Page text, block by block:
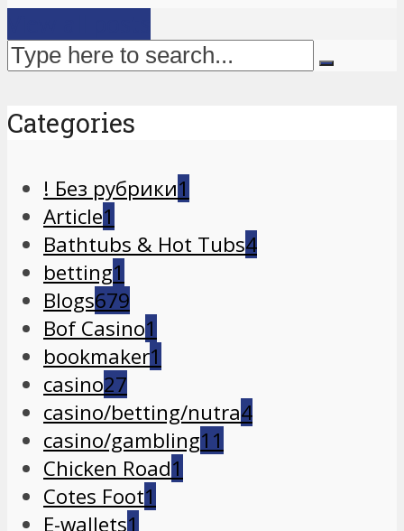
Categories
! Без рубрики1
Article1
Bathtubs & Hot Tubs4
betting1
Blogs679
Bof Casino1
bookmaker1
casino27
casino/betting/nutra4
casino/gambling11
Chicken Road1
Cotes Foot1
E-wallets1